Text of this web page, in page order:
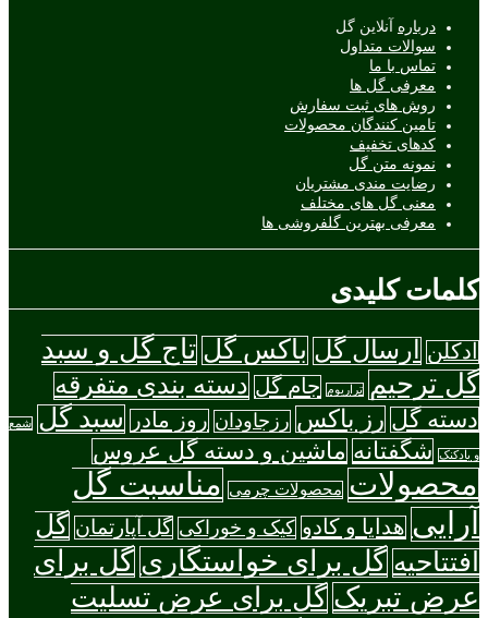
درباره آنلاین گل
سوالات متداول
تماس با ما
معرفی گل ها
روش های ثبت سفارش
تامین کنندگان محصولات
کدهای تخفیف
نمونه متن گل
رضایت مندی مشتریان
معنی گل های مختلف
معرفی بهترین گلفروشی ها
کلمات کلیدی
ادکلن ارسال گل باکس گل تاج گل و سبد
گل ترحیم
تراریوم جام گل دسته بندی متفرقه
دسته گل رز باکس رزجاودان روز مادر سبد گل شمع
و بادکنک شگفتانه ماشین و دسته گل عروس
محصولات محصولات چرمی مناسبت گل
آرایی هدایا و کادو کیک و خوراکی گل آپارتمان گل
افتتاحیه گل برای خواستگاری گل برای
عرض تبریک گل برای عرض تسلیت